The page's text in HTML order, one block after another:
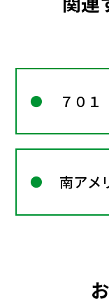
７０
南アメ